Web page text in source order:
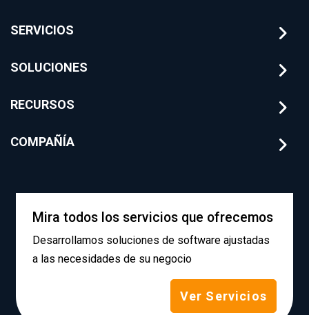
SERVICIOS
SOLUCIONES
RECURSOS
COMPAÑÍA
Mira todos los servicios que ofrecemos
Desarrollamos soluciones de software ajustadas
a las necesidades de su negocio
Ver Servicios